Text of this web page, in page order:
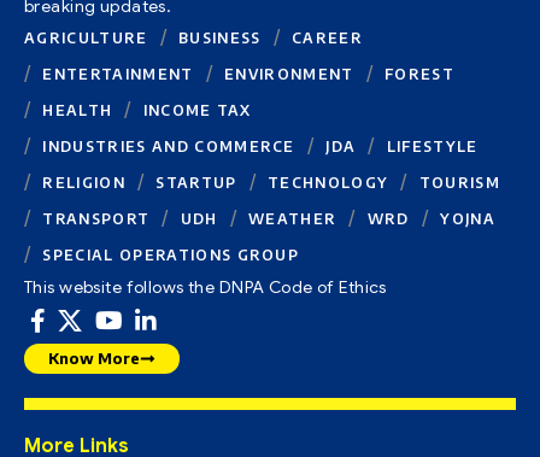
breaking updates.
AGRICULTURE BUSINESS
CAREER
ENTERTAINMENT
ENVIRONMENT
FOREST
HEALTH
INCOME TAX
INDUSTRIES AND COMMERCE
JDA
LIFESTYLE
RELIGION
STARTUP TECHNOLOGY
TOURISM
TRANSPORT
UDH WEATHER WRD
YOJNA
SPECIAL OPERATIONS GROUP
This website follows the DNPA Code of Ethics
Know More
More Links